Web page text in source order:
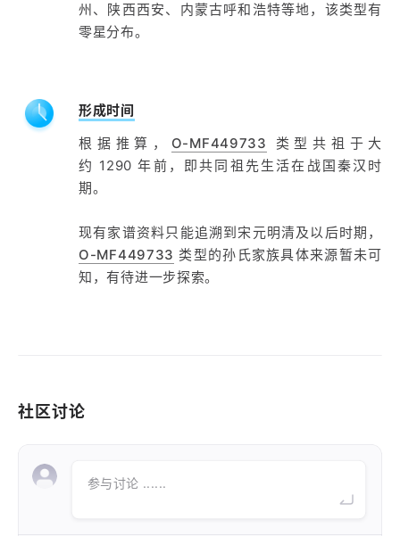
州、陕西西安、内蒙古呼和浩特等地，该类型有
零星分布。
形成时间
根据推算， O-MF449733 类型共祖于大
约 1290 年前，即共同祖先生活在战国秦汉时
期。
现有家谱资料只能追溯到宋元明清及以后时期，
O-MF449733 类型的孙氏家族具体来源暂未可
知，有待进一步探索。
社区讨论
参与讨论 ......